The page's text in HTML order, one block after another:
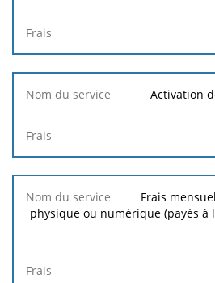
Activation
Frais
physique ou numérique (payés à